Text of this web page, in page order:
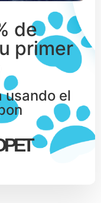
de
primer
usando el